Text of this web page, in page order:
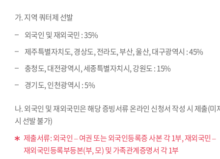
가. 지역 쿼터제 선발
외국인 및 재외국민 : 35%
제주특별자치도, 경상도, 전라도, 부산, 울산, 대구광역시 : 45%
충청도, 대전광역시, 세종특별자치시, 강원도 : 15%
경기도, 인천광역시 : 5%
나. 외국인 및 재외국민은 해당 증빙서류 온라인 신청서 작성 시 제출(미
시 선발 불가)
제출서류: 외국인 – 여권 또는 외국인등록증 사본 각 1부, 재외국민 –
재외국민등록부등본(부, 모) 및 가족관계증명서 각 1부